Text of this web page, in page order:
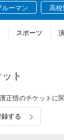
ルーマン 高校
スポーツ
ト
正悟のチケットに
する